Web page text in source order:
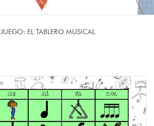
JUEGO: EL TABLERO MUSICAL